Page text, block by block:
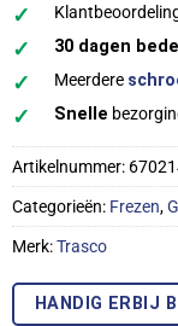
✓
✓ 30 dagen
✓ Meerdere
✓ Snelle
Artikelnummer:
Categorieën: Frezen,
Merk:Trasco
HANDIG ERBIJ